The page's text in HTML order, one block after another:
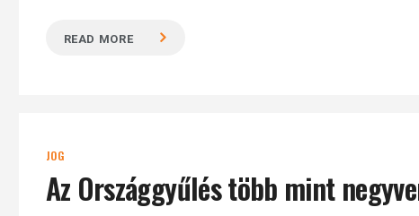
READ MORE
JOG
Az Országgyűlés több mint